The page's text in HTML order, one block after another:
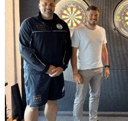
Erfolg!